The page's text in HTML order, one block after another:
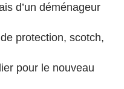
d’un déménageur
protection, scotch,
pour le nouveau